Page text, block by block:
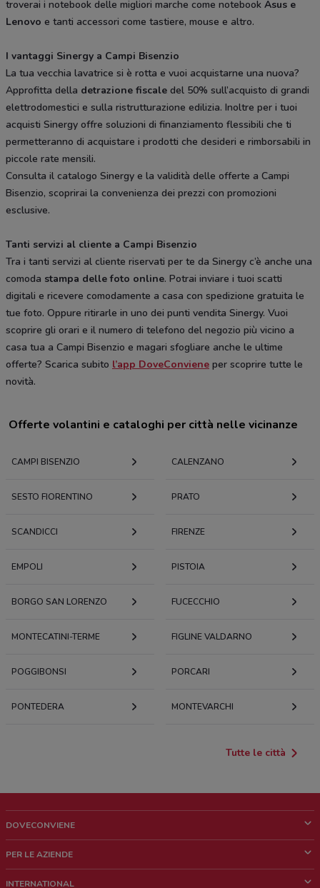
troverai i notebook delle migliori marche come notebook Asus e
Lenovo e tanti accessori come tastiere, mouse e altro.
I vantaggi Sinergy a Campi Bisenzio
La tua vecchia lavatrice si è rotta e vuoi acquistarne una nuova?
Approfitta della detrazione fiscale del 50% sull’acquisto di grandi
elettrodomestici e sulla ristrutturazione edilizia. Inoltre per i tuoi
acquisti Sinergy offre soluzioni di finanziamento flessibili che ti
permetteranno di acquistare i prodotti che desideri e rimborsabili in
piccole rate mensili.
Consulta il catalogo Sinergy e la validità delle offerte a Campi
Bisenzio, scoprirai la convenienza dei prezzi con promozioni
esclusive.
Tanti servizi al cliente a Campi Bisenzio
Tra i tanti servizi al cliente riservati per te da Sinergy c’è anche una
comoda stampa delle foto online. Potrai inviare i tuoi scatti
digitali e ricevere comodamente a casa con spedizione gratuita le
tue foto. Oppure ritirarle in uno dei punti vendita Sinergy. Vuoi
scoprire gli orari e il numero di telefono del negozio più vicino a
casa tua a Campi Bisenzio e magari sfogliare anche le ultime
offerte? Scarica subito l’app DoveConviene per scoprire tutte le
novità.
Offerte volantini e cataloghi per città nelle vicinanze
CAMPI BISENZIO CALENZANO
SESTO FIORENTINO PRATO
SCANDICCI FIRENZE
EMPOLI PISTOIA
BORGO SAN LORENZO FUCECCHIO
MONTECATINI-TERME FIGLINE VALDARNO
POGGIBONSI PORCARI
PONTEDERA MONTEVARCHI
Tutte le città
DOVECONVIENE
Chi siamo
PER LE AZIENDE
INTERNATIONAL